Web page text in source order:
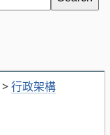
>行政架構